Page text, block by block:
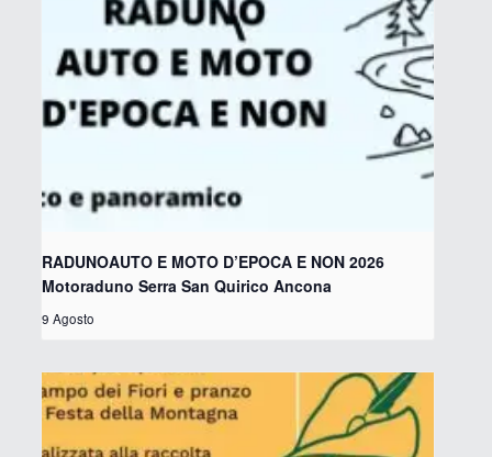
RADUNOAUTO E MOTO D’EPOCA E NON 2026
Motoraduno Serra San Quirico Ancona
9 Agosto